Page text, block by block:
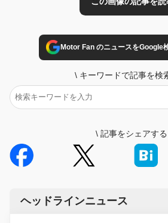
Motor Fan のニュースをGoogle
\ キーワードで記事を検
\ 記事をシェアする
ヘッドラインニュース